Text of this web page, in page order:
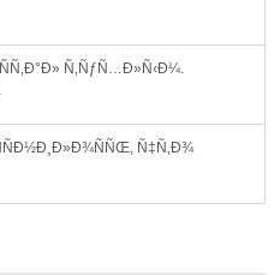
Ñ‚ÑƒÑ…Ð»Ñ‹Ð¼.
Ñ‡Ñ‚Ð¾